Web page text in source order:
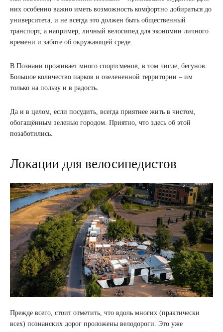
них особенно важно иметь возможность комфортно добираться до
университета, и не всегда это должен быть общественный
транспорт, а например, личный велосипед для экономии личного
времени и заботе об окружающей среде.
В Познани проживает много спортсменов, в том числе, бегунов.
Большое количество парков и озелененной территории – им
только на пользу и в радость.
Да и в целом, если посудить, всегда приятнее жить в чистом,
обогащённым зеленью городом. Приятно, что здесь об этой
позаботились.
Локации для велосипедистов
Прежде всего, стоит отметить, что вдоль многих (практически
всех) познанских дорог проложены велодороги. Это уже